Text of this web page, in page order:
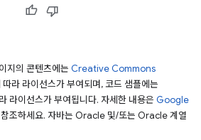
지의 콘텐츠에는 Creative Commons
따라 라이선스가 부여되며, 코드 샘플에는
라이선스가 부여됩니다. 자세한 내용은 Google
조하세요. 자바는 Oracle 및/또는 Oracle 계열